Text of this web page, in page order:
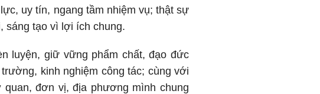
uy tín, ngang tầm nhiệm vụ; thật sự
sáng tạo vì lợi ích chung.
luyện, giữ vững phẩm chất, đạo đức
kinh nghiệm công tác; cùng với
đơn vị, địa phương mình chung